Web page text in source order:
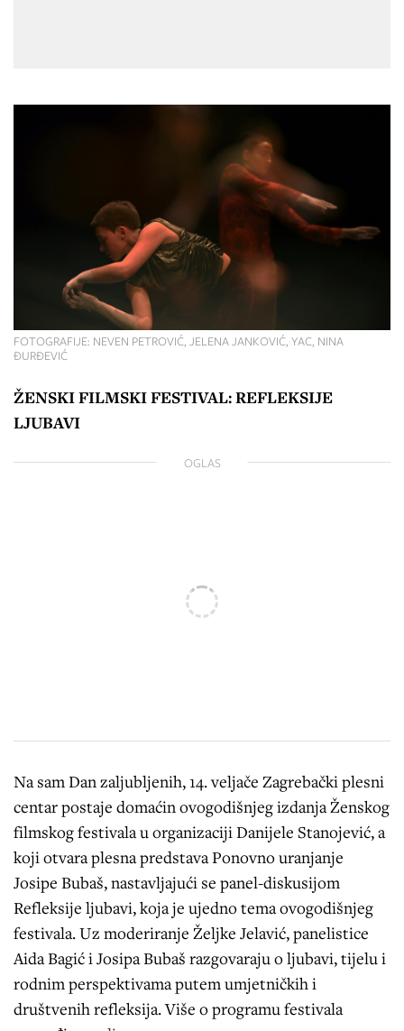
FOTOGRAFIJE: NEVEN PETROVIĆ, JELENA JANKOVIĆ, YAC, NINA
ĐURĐEVIĆ
ŽENSKI FILMSKI FESTIVAL: REFLEKSIJE
LJUBAVI
OGLAS
Na sam Dan zaljubljenih, 14. veljače Zagrebački plesni
centar postaje domaćin ovogodišnjeg izdanja Ženskog
filmskog festivala u organizaciji Danijele Stanojević, a
koji otvara plesna predstava Ponovno uranjanje
Josipe Bubaš, nastavljajući se panel-diskusijom
Refleksije ljubavi, koja je ujedno tema ovogodišnjeg
festivala. Uz moderiranje Željke Jelavić, panelistice
Aida Bagić i Josipa Bubaš razgovaraju o ljubavi, tijelu i
rodnim perspektivama putem umjetničkih i
društvenih refleksija. Više o programu festivala